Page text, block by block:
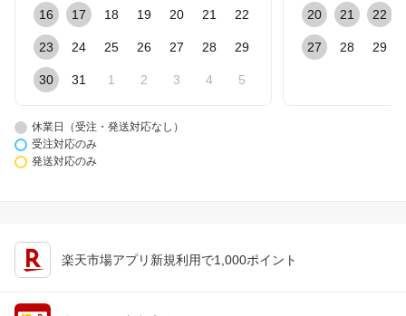
16 17 18 19 20 21 22
23 24 25 26 27 28 29
30 31 1 2 3 4 5
20 21 22
27 28 29
休業日（受注・発送対応なし）
受注対応のみ
発送対応のみ
楽天市場アプリ新規利用で1,000ポイント